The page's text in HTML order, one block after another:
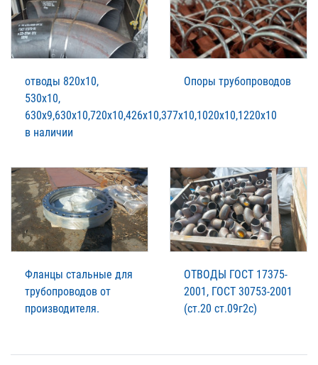
отводы 820х10,
530х10,
630х9,630х10,720х10,426х10,377х10,1020х10,1220х10
в наличии
Опоры трубопроводов
Фланцы стальные для
трубопроводов от
производителя.
ОТВОДЫ ГОСТ 17375-
2001, ГОСТ 30753-2001
(ст.20 ст.09г2с)